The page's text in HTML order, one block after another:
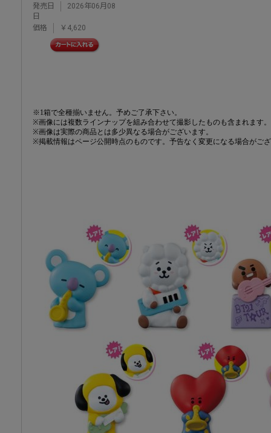
発売日
2026年06月08
日
価格
￥4,620
※1箱で全種揃いません。予めご了承下さい。
※画像には複数ラインナップを組み合わせて撮影したものも含まれます。
※画像は実際の商品とは多少異なる場合がございます。
※掲載情報はページ公開時点のものです。予告なく変更になる場合がご